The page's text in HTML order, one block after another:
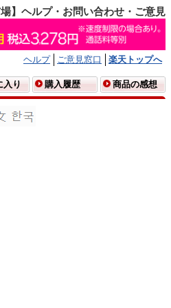
場】ヘルプ・お問い合わせ・ご意見
ヘルプ ご意見窓口
楽天トップへ
入り 購入履歴 商品の感想